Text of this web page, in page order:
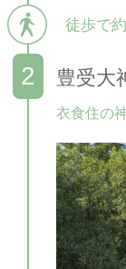
徒歩で
豊受大
衣食住の